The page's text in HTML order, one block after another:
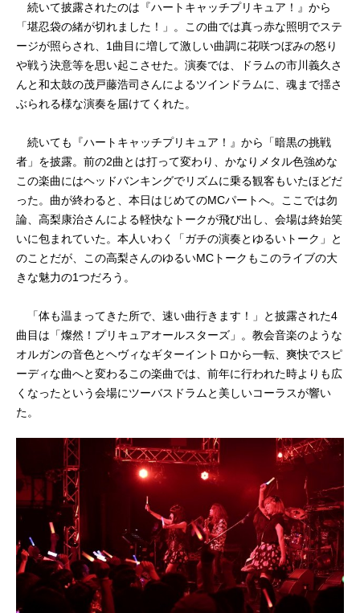
続いて披露されたのは『ハートキャッチプリキュア！』から
「堪忍袋の緒が切れました！」。この曲では真っ赤な照明でステ
ージが照らされ、1曲目に増して激しい曲調に花咲つぼみの怒り
や戦う決意等を思い起こさせた。演奏では、ドラムの市川義久さ
んと和太鼓の茂戸藤浩司さんによるツインドラムに、魂まで揺さ
ぶられる様な演奏を届けてくれた。
続いても『ハートキャッチプリキュア！』から「暗黒の挑戦
者」を披露。前の2曲とは打って変わり、かなりメタル色強めな
この楽曲にはヘッドバンキングでリズムに乗る観客もいたほどだ
った。曲が終わると、本日はじめてのMCパートへ。ここでは勿
論、高梨康治さんによる軽快なトークが飛び出し、会場は終始笑
いに包まれていた。本人いわく「ガチの演奏とゆるいトーク」と
のことだが、この高梨さんのゆるいMCトークもこのライブの大
きな魅力の1つだろう。
「体も温まってきた所で、速い曲行きます！」と披露された4
曲目は「燦然！プリキュアオールスターズ」。教会音楽のような
オルガンの音色とヘヴィなギターイントロから一転、爽快でスピ
ーディな曲へと変わるこの楽曲では、前年に行われた時よりも広
くなったという会場にツーバスドラムと美しいコーラスが響い
た。